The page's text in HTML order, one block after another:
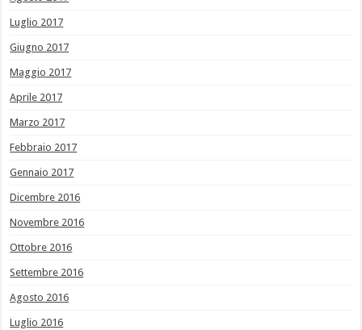
Luglio 2017
Giugno 2017
Maggio 2017
Aprile 2017
Marzo 2017
Febbraio 2017
Gennaio 2017
Dicembre 2016
Novembre 2016
Ottobre 2016
Settembre 2016
Agosto 2016
Luglio 2016